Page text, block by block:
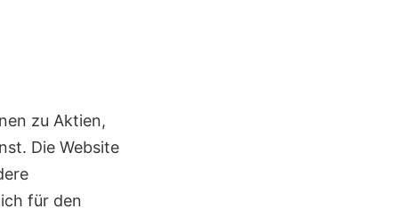
zu Aktien,
Die Website
für den